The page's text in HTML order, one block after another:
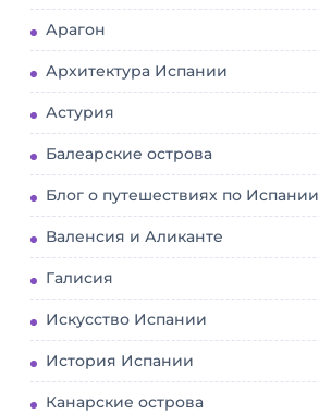
Арагон
Архитектура Испании
Астурия
Балеарские острова
Блог о путешествиях по Испании
Валенсия и Аликанте
Галисия
Искусство Испании
История Испании
Канарские острова